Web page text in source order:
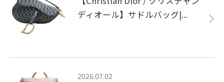
ディオール】サドルバッグ|...
2026.07.02